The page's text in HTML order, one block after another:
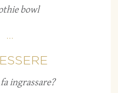
bowl
...
ingrassare?